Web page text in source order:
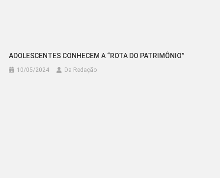
ADOLESCENTES CONHECEM A “ROTA DO PATRIMÔNIO”
10/05/2024 Da Redação